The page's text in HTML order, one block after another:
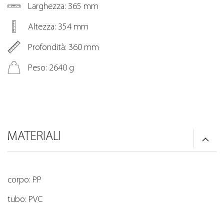
Larghezza: 365 mm
Altezza: 354 mm
Profondità: 360 mm
Peso: 2640 g
MATERIALI
corpo: PP
tubo: PVC